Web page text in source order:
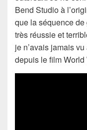
Bend Studio à
que la séquence
très réussie et
je n’avais jamais
depuis le film World